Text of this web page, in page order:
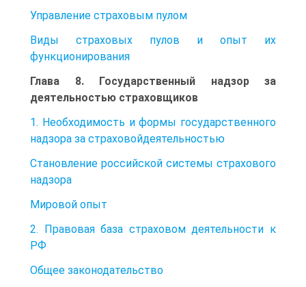
Управление страховым пулом
Виды страховых пулов и опыт их
функционирования
Глава 8. Государственный надзор за
деятельностью страховщиков
1. Необходимость и формы государственного
надзора за страховойдеятельностью
Становление российской системы страхового
надзора
Мировой опыт
2. Правовая база страховом деятельности к
РФ
Общее законодательство